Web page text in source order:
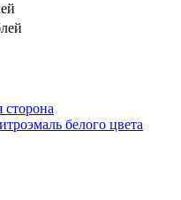
белого цвета